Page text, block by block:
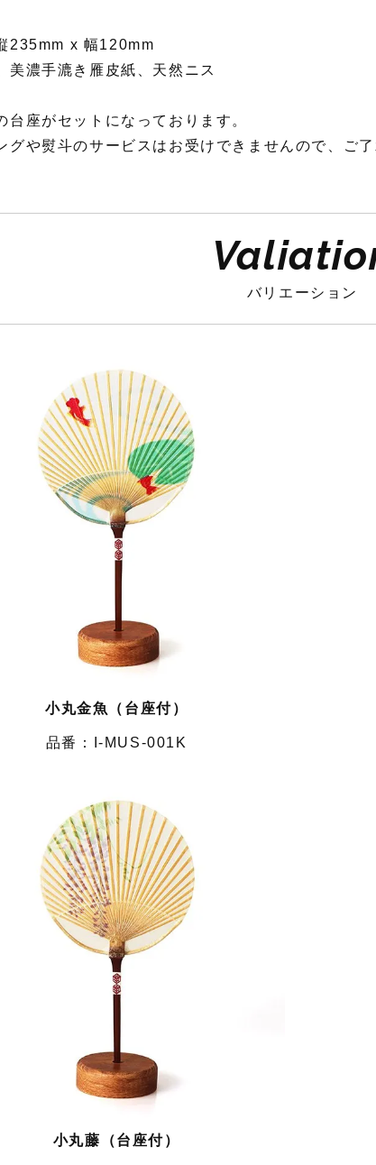
235mm x 幅120mm
美濃手漉き雁皮紙、天然ニス
台座がセットになっております。
グや熨斗のサービスはお受けできませんので、ご
バリエーション
小丸金魚（台座付）
I-MUS-001K
小丸藤（台座付）